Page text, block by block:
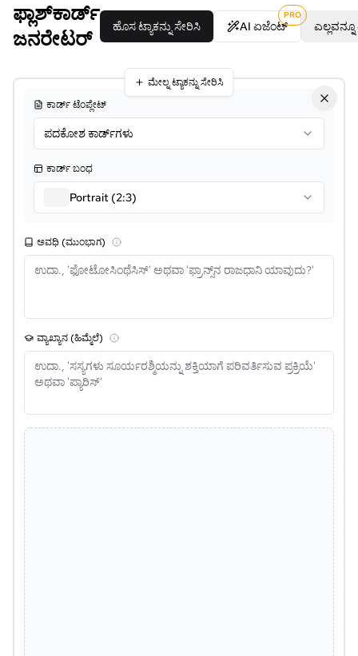
ಫ್ಲಾಶ್‌ಕಾರ್ಡ್
ಜನರೇಟರ್
ಹೊಸ ಟ್ಯಾಕನ್ನು ಸೇರಿಸಿ AI ಏಜೆಂಟ್
PRO
ಮೇಲ್ನ ಟ್ಯಾಕನ್ನು ಸೇರಿಸಿ
ಕಾರ್ಡ್ ಟೆಂಪ್ಲೇಟ್
ಪದಕೋಶ ಕಾರ್ಡ್‌ಗಳು
ಕಾರ್ಡ್ ಬಂಧ
Portrait (2:3)
ಅವಧಿ (ಮುಂಭಾಗ)
ವ್ಯಾಖ್ಯಾನ (ಹಿಮ್ಮೆಲೆ)